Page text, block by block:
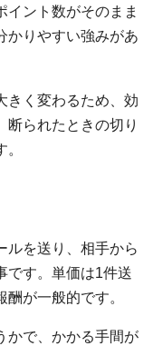
イント数がそのまま
かりやすい強みがあ
きく変わるため、効
断られたときの切り
ルを送り、相手から
です。単価は1件送
が一般的です。
かで、かかる手間が